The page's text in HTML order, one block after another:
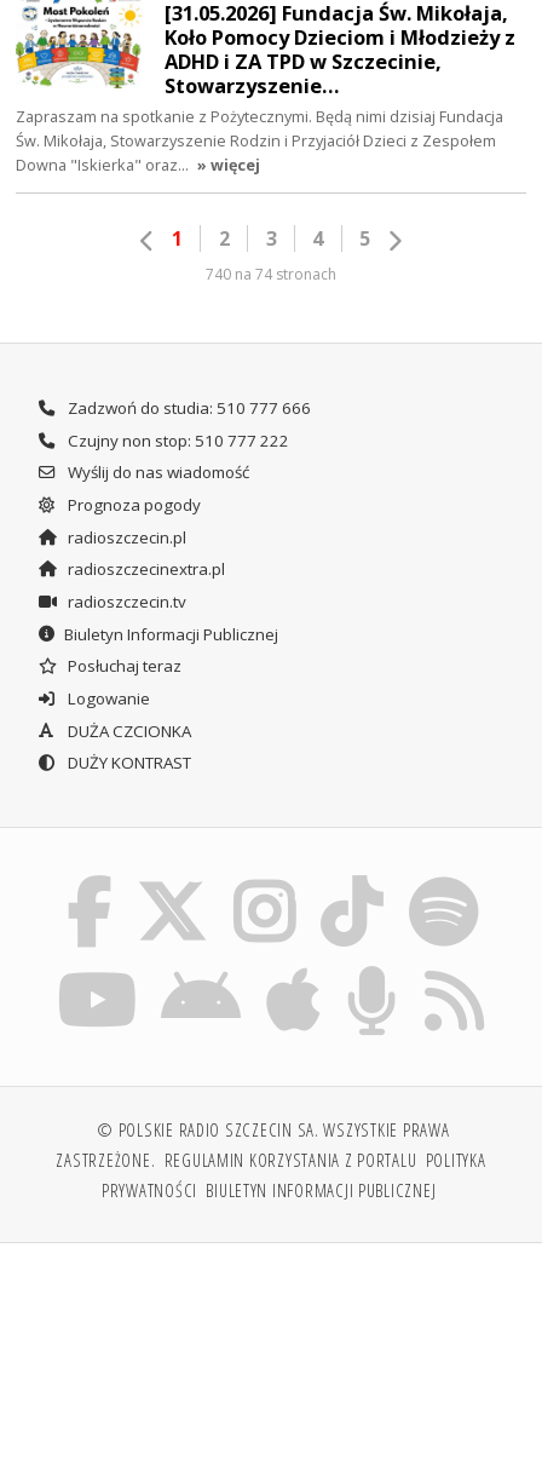
[31.05.2026] Fundacja Św. Mikołaja,
Koło Pomocy Dzieciom i Młodzieży z
ADHD i ZA TPD w Szczecinie,
Stowarzyszenie…
Zapraszam na spotkanie z Pożytecznymi. Będą nimi dzisiaj Fundacja
Św. Mikołaja, Stowarzyszenie Rodzin i Przyjaciół Dzieci z Zespołem
Downa "Iskierka" oraz… » więcej
1 2 3 4 5
740 na 74 stronach
Zadzwoń do studia: 510 777 666
Czujny non stop: 510 777 222
Wyślij do nas wiadomość
Prognoza pogody
radioszczecin.pl
radioszczecinextra.pl
radioszczecin.tv
Biuletyn Informacji Publicznej
Posłuchaj teraz
Logowanie
DUŻA CZCIONKA
DUŻY KONTRAST
© POLSKIE RADIO SZCZECIN SA. WSZYSTKIE PRAWA
ZASTRZEŻONE. REGULAMIN KORZYSTANIA Z PORTALU POLITYKA
PRYWATNOŚCI BIULETYN INFORMACJI PUBLICZNEJ